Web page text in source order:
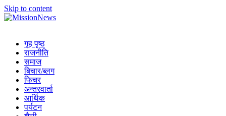
Skip to content
गृह पृष्ठ
राजनीति
समाज
बिचार/ब्लग
फिचर
अन्तरवार्ता
आर्थिक
पर्यटन